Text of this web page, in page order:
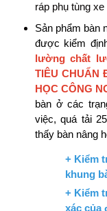
ráp phụ tùng
Sản phẩm bàn
được kiểm
lường chất
TIÊU CHUẨN
HỌC CÔNG
bàn ở các
việc, quá tải
thấy bàn nâng
+ Kiểm
khung
+ Kiểm
xác của